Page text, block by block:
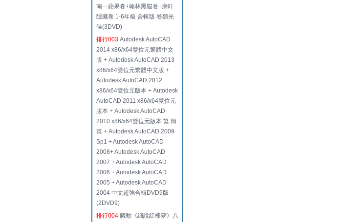
南一蘋果卷+翰林黑貓卷+康軒
隱藏卷 1-6年級 合輯版 卷類光
碟(3DVD)
排行003 Autodesk AutoCAD
2014 x86/x64雙位元繁體中文
版 + Autodesk AutoCAD 2013
x86/x64雙位元繁體中文版 +
Autodesk AutoCAD 2012
x86/x64雙位元版本 + Autodesk
AutoCAD 2011 x86/x64雙位元
版本 + Autodesk AutoCAD
2010 x86/x64雙位元版本 繁.簡.
英 + Autodesk AutoCAD 2009
Sp1 + Autodesk AutoCAD
2008+ Autodesk AutoCAD
2007 + Autodesk AutoCAD
2006 + Autodesk AutoCAD
2005 + Autodesk AutoCAD
2004 中文超強合輯DVD9版
(2DVD9)
排行004 蔣勳《細說紅樓夢》八